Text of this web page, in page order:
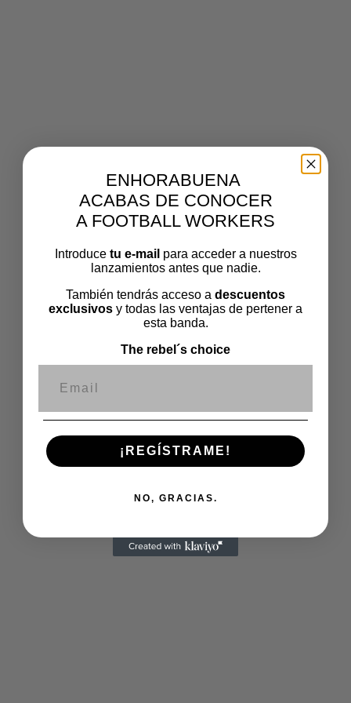
Porfootballworkers Publicado elnoviembre 25, 2020 El
ENHORABUENA
ACABAS DE CONOCER
A FOOTBALL WORKERS
Introduce tu e-mail para acceder a nuestros
lanzamientos antes que nadie.
También tendrás acceso a descuentos
exclusivos y todas las ventajas de pertener a
esta banda.
The rebel´s choice
¡REGÍSTRAME!
NO, GRACIAS.